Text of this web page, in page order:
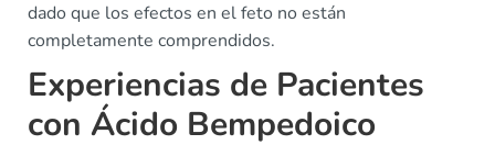
dado que los efectos en el feto no están
completamente comprendidos.
Experiencias de Pacientes
con Ácido Bempedoico